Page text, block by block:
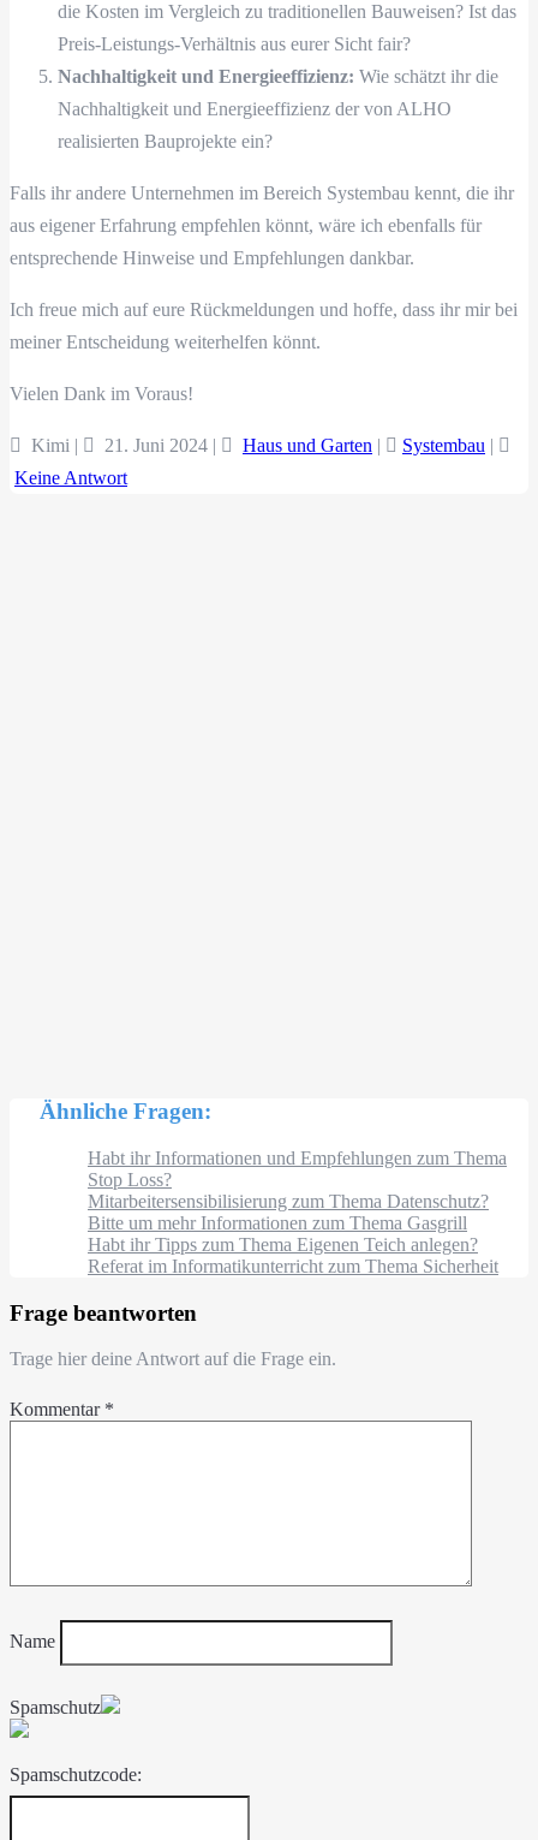
die Kosten im Vergleich zu traditionellen Bauweisen? Ist das
Preis-Leistungs-Verhältnis aus eurer Sicht fair?
Nachhaltigkeit und Energieeffizienz: Wie schätzt ihr die
Nachhaltigkeit und Energieeffizienz der von ALHO
realisierten Bauprojekte ein?
Falls ihr andere Unternehmen im Bereich Systembau kennt, die ihr
aus eigener Erfahrung empfehlen könnt, wäre ich ebenfalls für
entsprechende Hinweise und Empfehlungen dankbar.
Ich freue mich auf eure Rückmeldungen und hoffe, dass ihr mir bei
meiner Entscheidung weiterhelfen könnt.
Vielen Dank im Voraus!
Kimi | 21. Juni 2024 | Haus und Garten | Systembau |
Keine Antwort
Ähnliche Fragen:
Habt ihr Informationen und Empfehlungen zum Thema
Stop Loss?
Mitarbeitersensibilisierung zum Thema Datenschutz?
Bitte um mehr Informationen zum Thema Gasgrill
Habt ihr Tipps zum Thema Eigenen Teich anlegen?
Referat im Informatikunterricht zum Thema Sicherheit
Frage beantworten
Trage hier deine Antwort auf die Frage ein.
Kommentar *
Name
Spamschutz
Spamschutzcode: